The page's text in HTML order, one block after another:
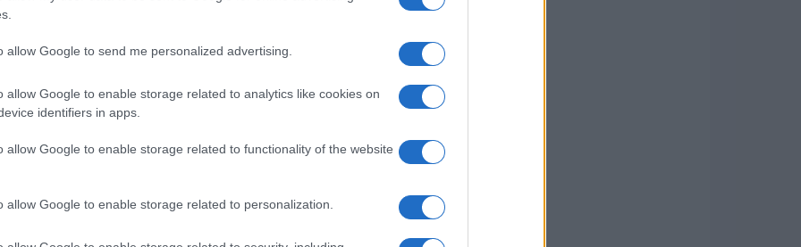
allow Google to send me personalized advertising.
allow Google to enable storage related to analytics like cookies on
identifiers in apps.
allow Google to enable storage related to functionality of the website
allow Google to enable storage related to personalization.